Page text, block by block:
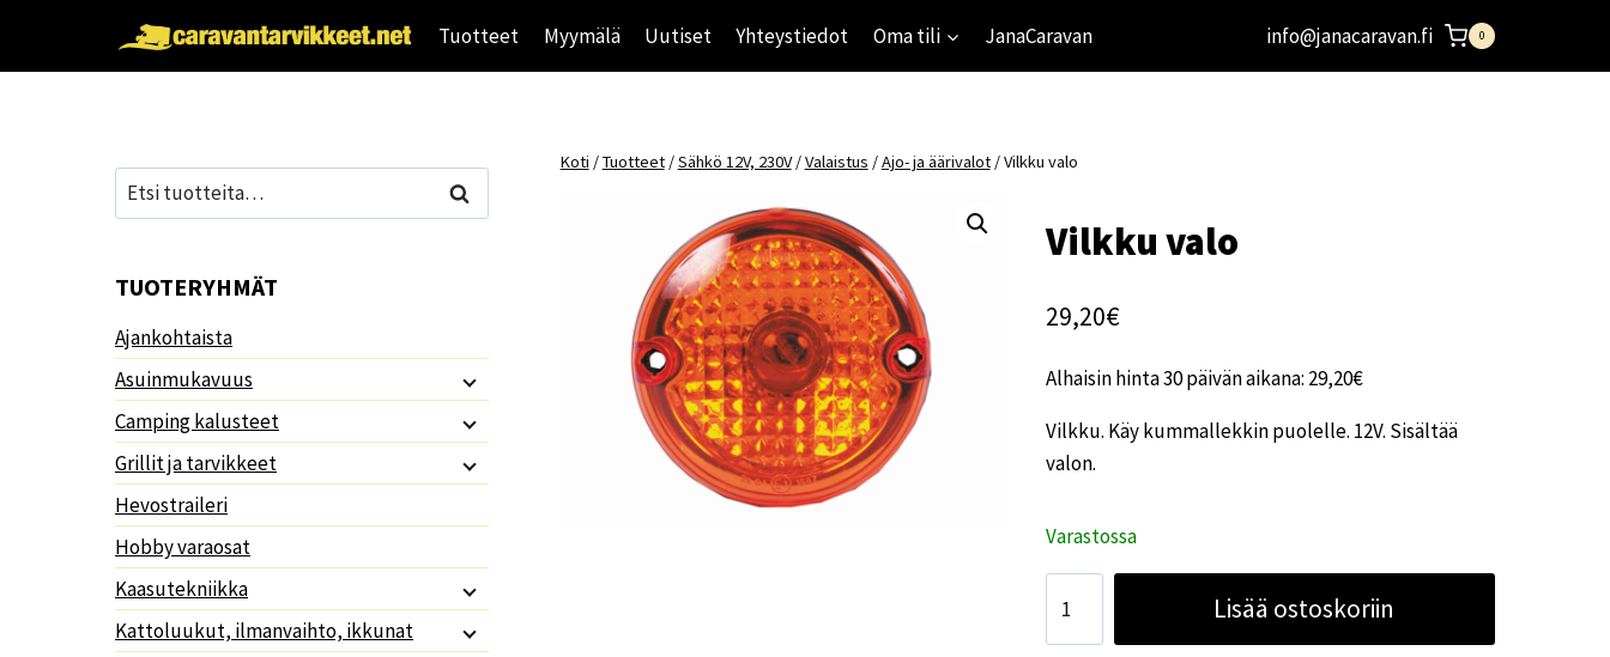
Tuotteet Myymälä Uutiset Yhteystiedot Oma tili JanaCaravan info@janacaravan.fi 0
Koti /Tuotteet /Sähkö 12V, 230V /Valaistus /Ajo- ja äärivalot /Vilkku valo
Vilkku valo
29,20€
Alhaisin hinta 30 päivän aikana: 29,20€
Vilkku. Käy kummallekkin puolelle. 12V. Sisältää
valon.
Varastossa
valo
Lisää ostoskoriin
Etsi: Haku
TUOTERYHMÄT
Ajankohtaista
Asuinmukavuus
Camping kalusteet
Grillit ja tarvikkeet
Hevostraileri
Hobby varaosat
Kaasutekniikka
Kattoluukut, ilmanvaihto, ikkunat